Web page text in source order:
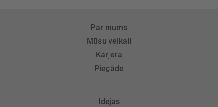
Par mums
Mūsu veikali
Karjera
Piegāde
Idejas